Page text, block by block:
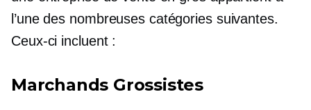
l’une des nombreuses catégories suivantes.
Ceux-ci incluent :
Marchands Grossistes